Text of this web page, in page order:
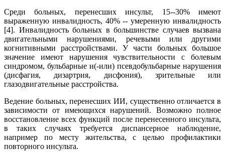
Среди больных, перенесших инсульт, 15--30% имеют
выраженную инвалидность, 40% -- умеренную инвалидность
[4]. Инвалидность больных в большинстве случаев вызвана
двигательными нарушениями, речевыми или другими
когнитивными расстройствами. У части больных большое
значение имеют нарушения чувствительности с болевым
синдромом, бульбарные и(-или) псевдобульбарные нарушения
(дисфагия, дизартрия, дисфония), зрительные или
глазодвигательные расстройства.
Ведение больных, перенесших ИИ, существенно отличается в
зависимости от имеющихся нарушений. Возможно полное
восстановление всех функций после перенесенного инсульта,
в таких случаях требуется диспансерное наблюдение,
например по месту жительства, с целью профилактики
повторного инсульта.